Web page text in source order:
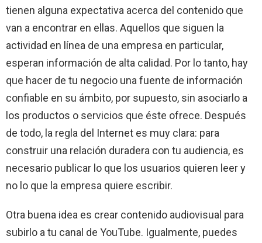
tienen alguna expectativa acerca del contenido que
van a encontrar en ellas. Aquellos que siguen la
actividad en línea de una empresa en particular,
esperan información de alta calidad. Por lo tanto, hay
que hacer de tu negocio una fuente de información
confiable en su ámbito, por supuesto, sin asociarlo a
los productos o servicios que éste ofrece. Después
de todo, la regla del Internet es muy clara: para
construir una relación duradera con tu audiencia, es
necesario publicar lo que los usuarios quieren leer y
no lo que la empresa quiere escribir.
Otra buena idea es crear contenido audiovisual para
subirlo a tu canal de YouTube. Igualmente, puedes